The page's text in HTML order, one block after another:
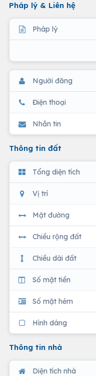
Pháp lý & Liên hệ
Pháp lý
Người đăng
Điện thoại
Nhắn tin
Thông tin đất
Tổng diện tích
Vị trí
Mặt đường
Chiều rộng đất
Chiều dài đất
Số mặt tiền
Số mặt hẻm
Hình dáng
Thông tin nhà
Diện tích nhà